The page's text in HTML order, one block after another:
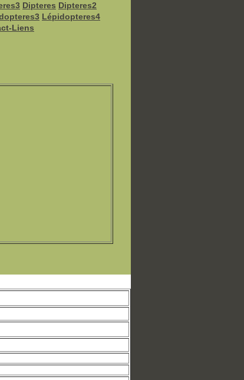
Dipteres Dipteres2
Lépidopteres4
Liens